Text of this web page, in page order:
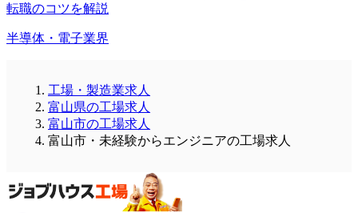
転職のコツを解説
半導体・電子業界
工場・製造業求人
富山県の工場求人
富山市の工場求人
富山市・未経験からエンジニアの工場求人